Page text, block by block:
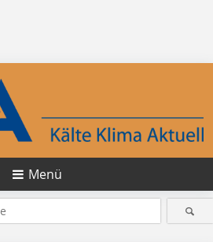
Menü